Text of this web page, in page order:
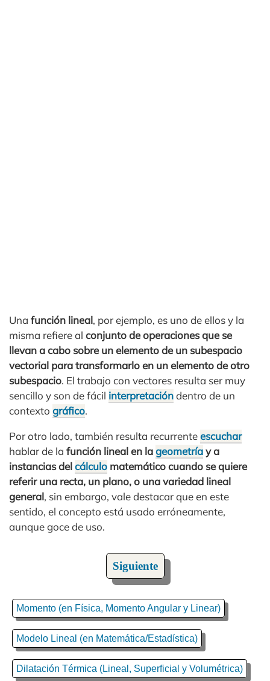
Una función lineal, por ejemplo, es uno de ellos y la
misma refiere al conjunto de operaciones que se
llevan a cabo sobre un elemento de un subespacio
vectorial para transformarlo en un elemento de otro
subespacio. El trabajo con vectores resulta ser muy
sencillo y son de fácil interpretacióndentro de un
contexto gráfico.
Por otro lado, también resulta recurrenteescuchar
hablar de la función lineal en lageometríay a
instancias delcálculo matemático cuando se quiere
referir una recta, un plano, o una variedad lineal
general, sin embargo, vale destacar que en este
sentido, el concepto está usado erróneamente,
aunque goce de uso.
Siguiente
Momento (en Física, Momento Angular y Linear)
Modelo Lineal (en Matemática/Estadística)
Dilatación Térmica (Lineal, Superficial y Volumétrica)